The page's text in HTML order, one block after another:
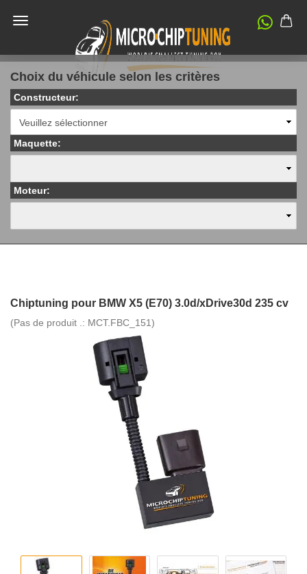
Choix du véhicule selon les critères
Constructeur:
Maquette:
Moteur:
Chiptuning pour BMW X5 (E70) 3.0d/xDrive30d 235 cv
(Pas de produit .: MCT.FBC_151)